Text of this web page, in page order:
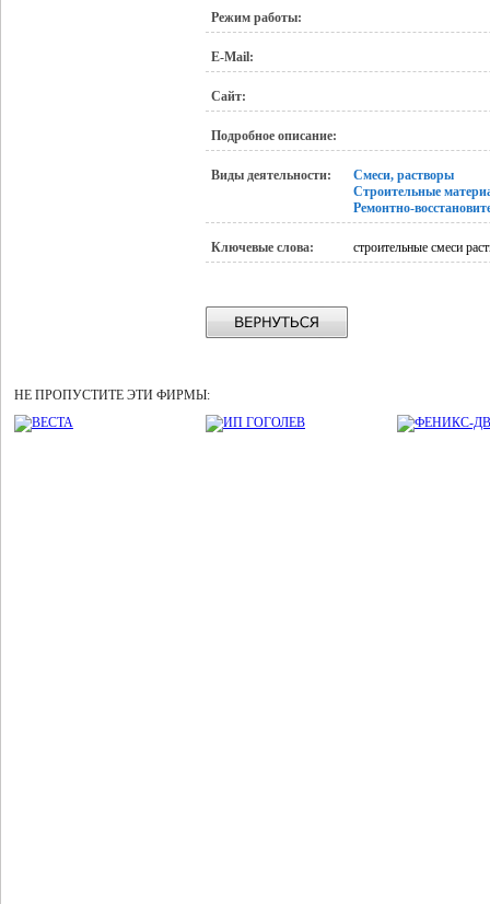
Режим работы:
E-Mail:
Сайт:
Подробное описание:
Виды деятельности:
Смеси, растворы
Строительные
Ремонтно-
Ключевые слова: строительные смеси
НЕ ПРОПУСТИТЕ ЭТИ ФИРМЫ: